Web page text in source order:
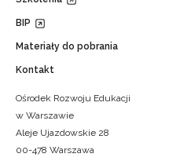
BIP
Materiały do pobrania
Kontakt
Ośrodek Rozwoju Edukacji
w Warszawie
Aleje Ujazdowskie 28
00-478 Warszawa